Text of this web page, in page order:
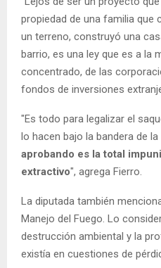
propiedad de una familia
un terreno, construyó una
barrio, es una ley que es a la
concentrado, de las
fondos de inversiones
"Es todo para legalizar el
lo hacen bajo la bandera de la
aprobando es la total
extractivo", agrega Fierro.
La diputada también
Manejo del Fuego. Lo
destrucción ambiental y la
existía en cuestiones de